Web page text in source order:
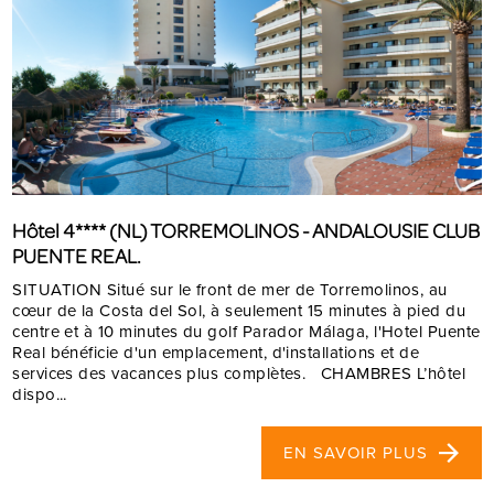
Hôtel 4**** (NL) TORREMOLINOS - ANDALOUSIE CLUB
PUENTE REAL.
SITUATION Situé sur le front de mer de Torremolinos, au
cœur de la Costa del Sol, à seulement 15 minutes à pied du
centre et à 10 minutes du golf Parador Málaga, l'Hotel Puente
Real bénéficie d'un emplacement, d'installations et de
services des vacances plus complètes. CHAMBRES L’hôtel
dispo...
EN SAVOIR PLUS